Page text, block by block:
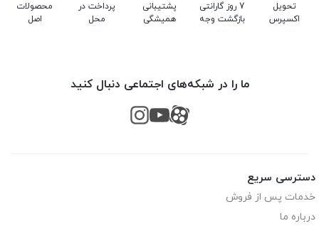
تحویل
اکسپرس
7 روز گارانتی
بازگشت وجه
پشتیبانی
همیشگی
پرداخت در
محل
محصولات
اصل
ما را در شبکه‌های اجتماعی دنبال کنید
دسترسی سریع
خدمات پس از فروش
درباره ما